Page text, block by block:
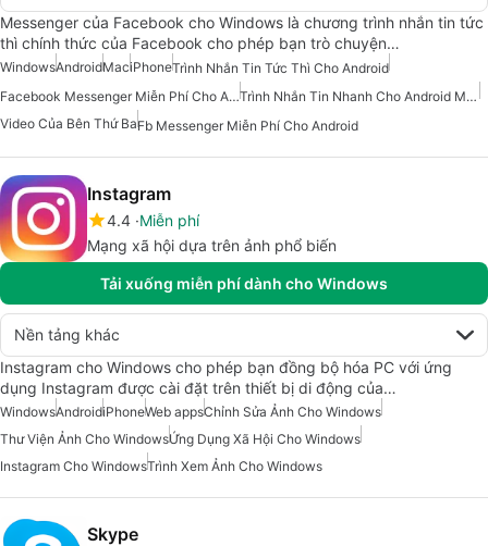
Messenger của Facebook cho Windows là chương trình nhắn tin tức
thì chính thức của Facebook cho phép bạn trò chuyện…
WindowsAndroidMaciPhoneTrình Nhắn Tin Tức Thì Cho Android
Facebook Messenger Miễn Phí Cho Android
Trình Nhắn Tin Nhanh Cho Android Miễn Phí
Video Của Bên Thứ BaFb Messenger Miễn Phí Cho Android
Instagram
4.4 Miễn phí
Mạng xã hội dựa trên ảnh phổ biến
Tải xuống miễn phí dành cho Windows
Nền tảng khác
Instagram cho Windows cho phép bạn đồng bộ hóa PC với ứng
dụng Instagram được cài đặt trên thiết bị di động của…
WindowsAndroidiPhoneWeb appsChỉnh Sửa Ảnh Cho Windows
Thư Viện Ảnh Cho WindowsỨng Dụng Xã Hội Cho Windows
Instagram Cho WindowsTrình Xem Ảnh Cho Windows
Skype